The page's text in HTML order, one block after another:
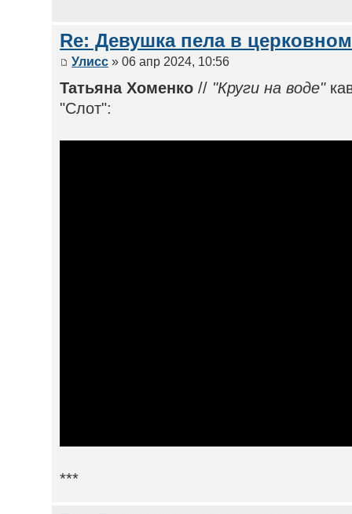
Re: Девушка пела в
Улисс » 06 апр 2024, 10:56
Татьяна Хоменко // "Круги на воде"
"Слот":
***